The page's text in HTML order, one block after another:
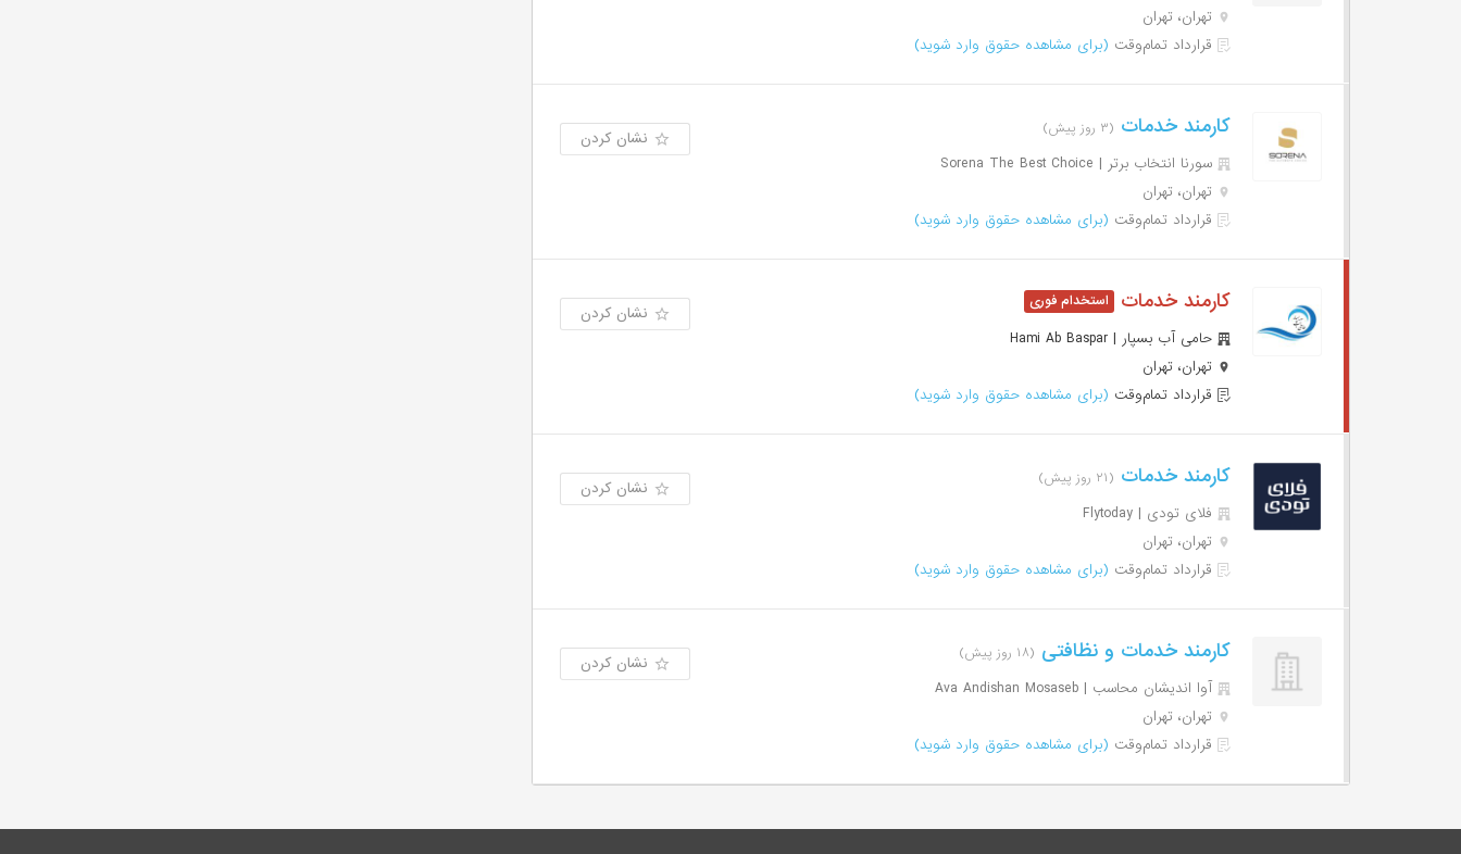
تهران، تهران
قرارداد تمام‌وقت (برای مشاهده حقوق وارد شوید)
کارمند خدمات (۳ روز پیش)
سورنا انتخاب برتر | Sorena The Best Choice
تهران، تهران
قرارداد تمام‌وقت (برای مشاهده حقوق وارد شوید)
نشان کردن
کارمند خدمات
حامی آب بسپار | Hami Ab Baspar
تهران، تهران
قرارداد تمام‌وقت (برای مشاهده حقوق وارد شوید)
نشان کردن
کارمند خدمات (۲۱ روز پیش)
فلای تودی | Flytoday
تهران، تهران
قرارداد تمام‌وقت (برای مشاهده حقوق وارد شوید)
نشان کردن
کارمند خدمات و نظافتی (۱۸ روز پیش)
آوا اندیشان محاسب | Ava Andishan Mosaseb
تهران، تهران
قرارداد تمام‌وقت (برای مشاهده حقوق وارد شوید)
نشان کردن